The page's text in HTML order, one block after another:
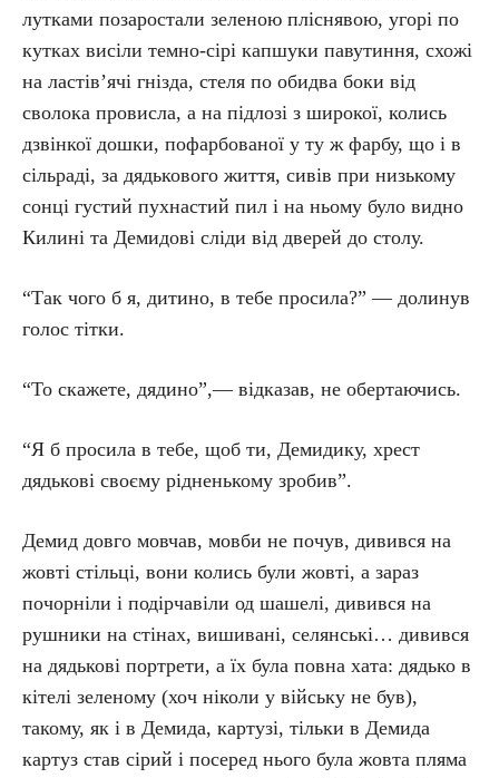
лутками позаростали зеленою пліснявою, угорі по
кутках висіли темно-сірі капшуки павутиння, схожі
на ластів’ячі гнізда, стеля по обидва боки від
сволока провисла, а на підлозі з широкої, колись
дзвінкої дошки, пофарбованої у ту ж фарбу, що і в
сільраді, за дядькового життя, сивів при низькому
сонці густий пухнастий пил і на ньому було видно
Килині та Демидові сліди від дверей до столу.
“Так чого б я, дитино, в тебе просила?” — долинув
голос тітки.
“То скажете, дядино”,— відказав, не обертаючись.
“Я б просила в тебе, щоб ти, Демидику, хрест
дядькові своєму рідненькому зробив”.
Демид довго мовчав, мовби не почув, дивився на
жовті стільці, вони колись були жовті, а зараз
почорніли і подірчавіли од шашелі, дивився на
рушники на стінах, вишивані, селянські… дивився
на дядькові портрети, а їх була повна хата: дядько в
кітелі зеленому (хоч ніколи у війську не був),
такому, як і в Демида, картузі, тільки в Демида
картуз став сірий і посеред нього була жовта пляма